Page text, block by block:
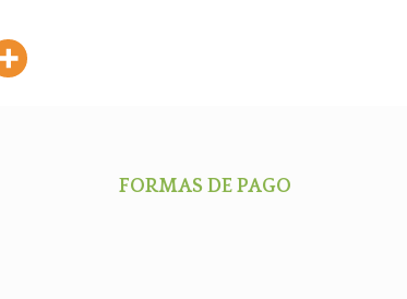
FORMAS DE PAGO